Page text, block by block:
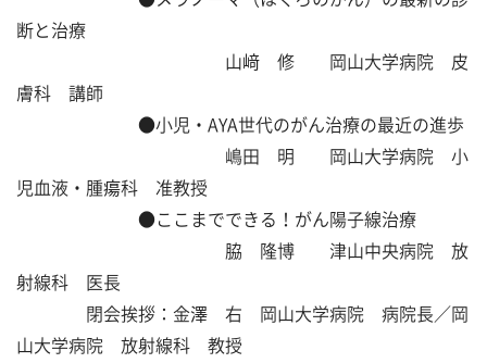
断と治療
山﨑 修 岡山大学病院 皮
膚科 講師
●小児・AYA世代のがん治療の最近の進歩
嶋田 明 岡山大学病院 小
児血液・腫瘍科 准教授
●ここまでできる！がん陽子線治療
脇 隆博 津山中央病院 放
射線科 医長
閉会挨拶：金澤 右 岡山大学病院 病院長／岡
山大学病院 放射線科 教授